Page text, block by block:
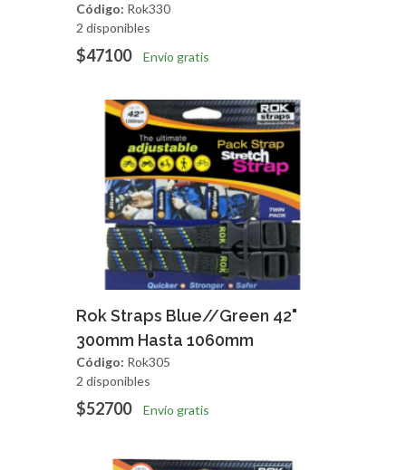
Código: Rok330
2 disponibles
$47100 Envío gratis
Agregar Vista Rapida
Rok Straps Blue//Green 42"
300mm Hasta 1060mm
Código: Rok305
2 disponibles
$52700 Envío gratis